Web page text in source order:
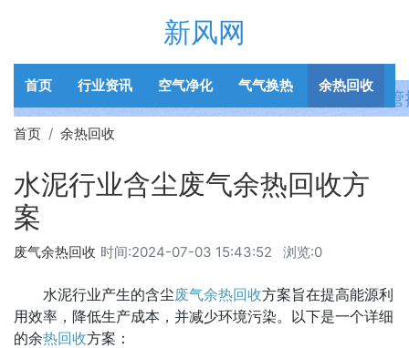
新风网
首页 行业资讯 空气净化 气气换热 余热回收
首页 余热回收
水泥行业含尘废气余热回收方
案
时间:2024-07-03 15:43:52 浏览:0
废气余热回收
水泥行业产生的含尘废气余热回收方案旨在提高能源利
用效率，降低生产成本，并减少环境污染。以下是一个详细
的余热回收方案：